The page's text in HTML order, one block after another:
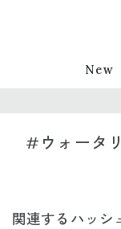
New
#ウォータ
関連するハッシ